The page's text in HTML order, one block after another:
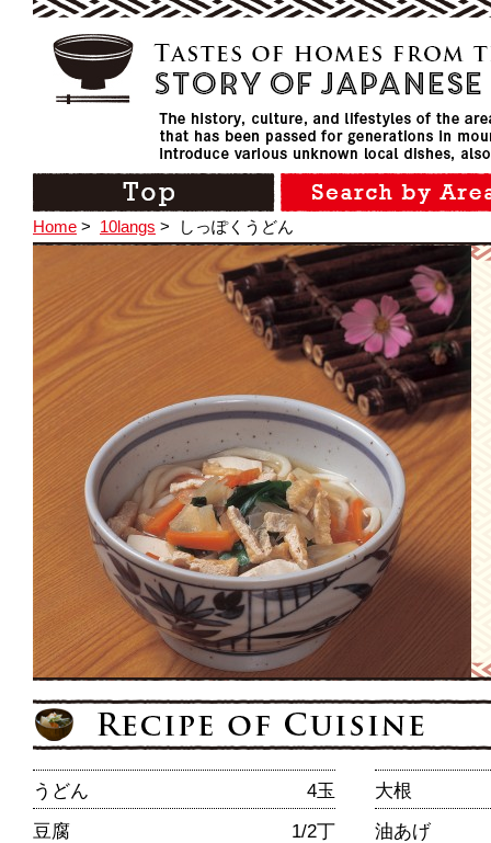
Home > 10langs > しっぽくうどん
うどん 4玉
大根
豆腐
1/2丁
油あげ